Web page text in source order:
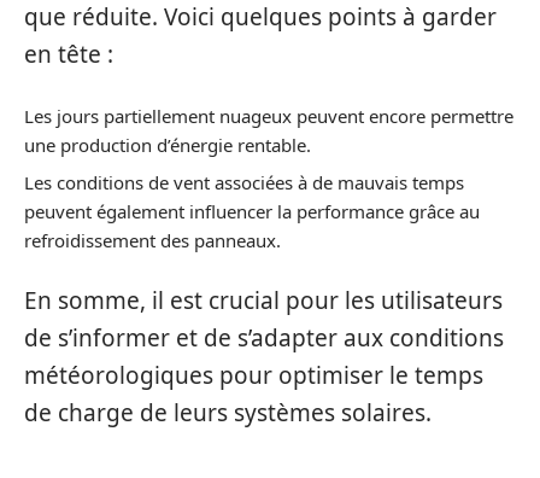
que réduite. Voici quelques points à garder
en tête :
Les jours partiellement nuageux peuvent encore permettre
une production d’énergie rentable.
Les conditions de vent associées à de mauvais temps
peuvent également influencer la performance grâce au
refroidissement des panneaux.
En somme, il est crucial pour les utilisateurs
de s’informer et de s’adapter aux conditions
météorologiques pour optimiser le temps
de charge de leurs systèmes solaires.